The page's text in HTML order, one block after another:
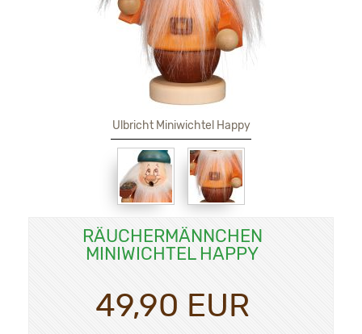
Ulbricht Miniwichtel Happy
RÄUCHERMÄNNCHEN
MINIWICHTEL HAPPY
49,90 EUR